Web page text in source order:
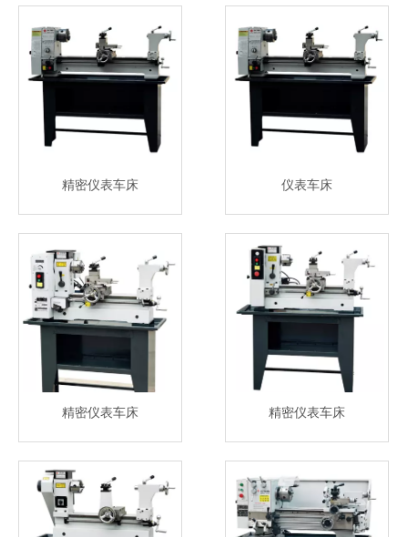
精密仪表车床 仪表车床
精密仪表车床 精密仪表车床